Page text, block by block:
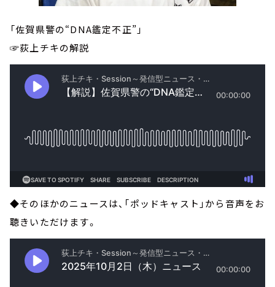
「佐賀県警の“DNA鑑定不正”」
☞荻上チキの解説
◆そのほかのニュースは、「ポッドキャスト」から音声をお
聴きいただけます。